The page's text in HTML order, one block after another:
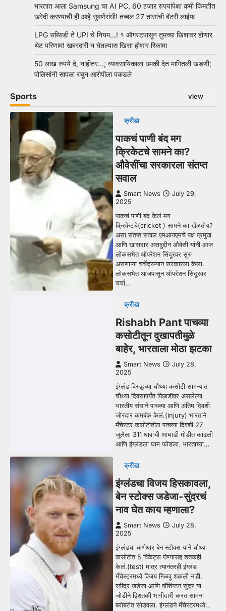
भारतात आला Samsung चा AI PC, 60 हजार रुपयांपेक्षा कमी किंमतीत
खरेदी करण्याची ही आहे सुवर्णसंधी! तब्बल 27 तासांची बॅटरी लाईफ
LPG सब्सिडी ते UPI चे नियम…! १ ऑगस्टपासून तुमच्या खिशावर होणार
थेट परिणाम! खबरदारी न घेतल्यास खिसा होणार रिकामा
50 लाख रुपये दे, नाहीतर…; व्यावसायिकाला धमकी देत मागितली खंडणी;
पोलिसांनी सापळा रचून आरोपीला पकडले
Sports view
क्रीडा
पाकचं पाणी बंद मग
क्रिकेटचे सामने का?
औवेसींचा सरकारला संतप्त
सवाल
Smart News
July 29,
2025
पाकचं पाणी बंद केलं मग
क्रिकेटचे(cricket ) सामने का खेळतोय?
असा संतप्त सवाल एमआयएमचे पक्ष प्रमुख
आणि खासदार असदुद्दीन औवेसी यांनी आज
लोकसभेत ऑपरेशन सिंदूरवर सुरु
असणाऱ्या चर्चेदरम्यान सरकारला केला.
लोकसभेत आजपासून ऑपरेशन सिंदूरवर
चर्चा…
क्रीडा
Rishabh Pant पाचव्या
कसोटीतून दुखापतीमुळे
बाहेर, भारताला मोठा झटका
Smart News
July 28,
2025
इंग्लंड विरुद्धच्या चौथ्या कसोटी सामन्यात
चौथ्या दिवसापर्यंत पिछाडीवर असलेल्या
भारतीय संघाने पाचव्या आणि अंतिम दिवशी
जोरदार कमबॅक केलं.(injury) भारताने
मँचेस्टर कसोटीतील पाचव्या दिवशी 27
जुलैला 311 धावांची आघाडी मोडीत काढली
आणि इंग्लंडला घाम फोडला. भारताच्या…
क्रीडा
इंग्लंडचा विजय हिसकावला,
बेन स्टोक्स जडेजा-सुंदरचं
नाव घेत काय म्हणाला?
Smart News
July 28,
2025
इंग्लंडचा कर्णधार बेन स्टोक्स याने चौथ्या
कसोटीत 5 विकेट्स घेण्यासह शतकही
केलं.(test) मात्र त्यानंतरही इंग्लंड
मँचेस्टरमध्ये विजय मिळवू शकली नाही.
रवींद्र जडेजा आणि वॉशिंग्टन सुंदर या
जोडीने द्विशतकी भागीदारी करत सामना
बरोबरीत सोडवला. इंग्लंडने मँचेस्टरमध्ये…